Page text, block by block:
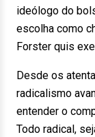
ideólogo do
escolha como
Forster quis
Desde os
radicalismo
entender o
Todo radical,